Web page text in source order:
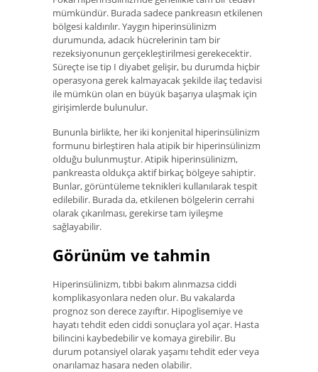
mümkündür. Burada sadece pankreasın etkilenen
bölgesi kaldırılır. Yaygın hiperinsülinizm
durumunda, adacık hücrelerinin tam bir
rezeksiyonunun gerçekleştirilmesi gerekecektir.
Süreçte ise tip I diyabet gelişir, bu durumda hiçbir
operasyona gerek kalmayacak şekilde ilaç tedavisi
ile mümkün olan en büyük başarıya ulaşmak için
girişimlerde bulunulur.
Bununla birlikte, her iki konjenital hiperinsülinizm
formunu birleştiren hala atipik bir hiperinsülinizm
olduğu bulunmuştur. Atipik hiperinsülinizm,
pankreasta oldukça aktif birkaç bölgeye sahiptir.
Bunlar, görüntüleme teknikleri kullanılarak tespit
edilebilir. Burada da, etkilenen bölgelerin cerrahi
olarak çıkarılması, gerekirse tam iyileşme
sağlayabilir.
Görünüm ve tahmin
Hiperinsülinizm, tıbbi bakım alınmazsa ciddi
komplikasyonlara neden olur. Bu vakalarda
prognoz son derece zayıftır. Hipoglisemiye ve
hayatı tehdit eden ciddi sonuçlara yol açar. Hasta
bilincini kaybedebilir ve komaya girebilir. Bu
durum potansiyel olarak yaşamı tehdit eder veya
onarılamaz hasara neden olabilir.